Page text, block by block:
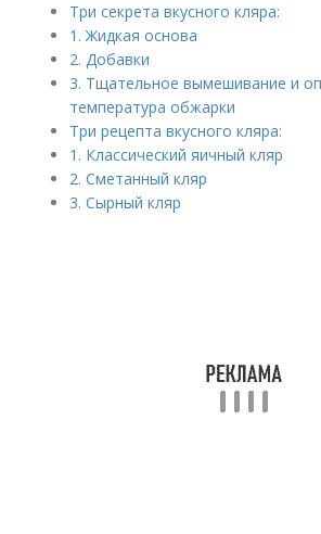
Три секрета вкусного кляра:
1. Жидкая основа
2. Добавки
3. Тщательное вымешивание и
температура обжарки
Три рецепта вкусного кляра:
1. Классический яичный кляр
2. Сметанный кляр
3. Сырный кляр